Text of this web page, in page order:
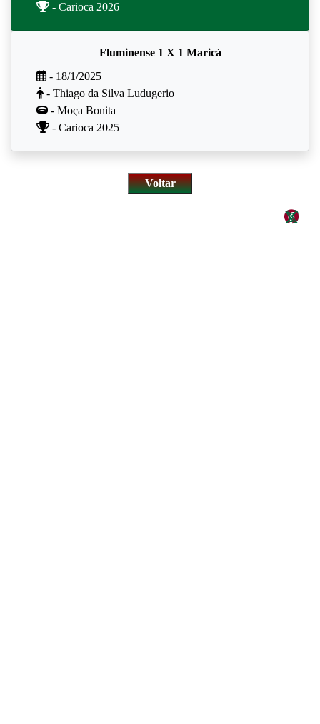
- Carioca 2026
Fluminense 1 X 1 Maricá
- 18/1/2025
- Thiago da Silva Ludugerio
- Moça Bonita
- Carioca 2025